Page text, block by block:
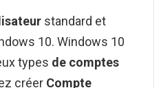
standard et
10. Windows 10
types de comptes
créer Compte